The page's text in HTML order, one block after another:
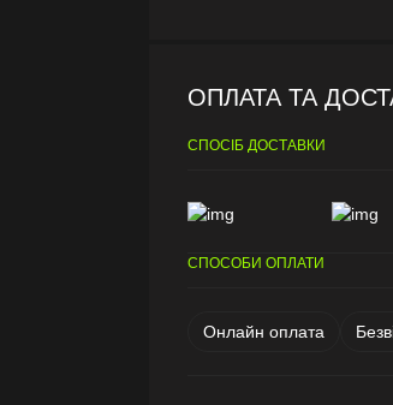
ОПЛАТА ТА
СПОСІБ ДОСТАВКИ
СПОСОБИ ОПЛАТИ
Онлайн оплата